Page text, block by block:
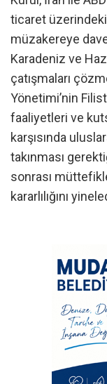
ticaret
müzakereye
Karadeniz ve
çatışmaları
Yönetimi’nin
faaliyetleri ve
karşısında
takınması
sonrası
kararlılığını